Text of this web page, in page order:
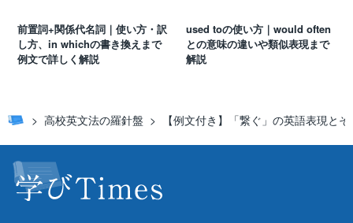
前置詞+関係代名詞｜使い方・訳
し方、in whichの書き換えまで
例文で詳しく解説
used toの使い方｜would often
との意味の違いや類似表現まで
解説
高校英文法の羅針盤 【例文付き】「繋ぐ」の英語表現と